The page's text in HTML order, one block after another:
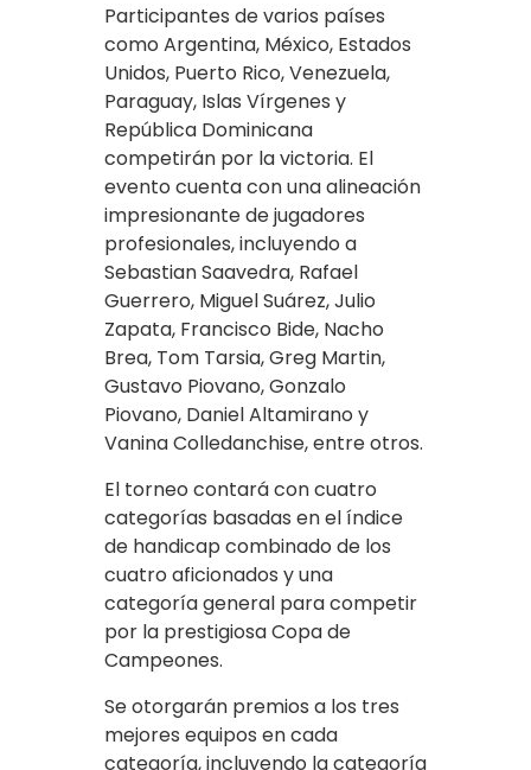
Participantes de varios países
como Argentina, México, Estados
Unidos, Puerto Rico, Venezuela,
Paraguay, Islas Vírgenes y
República Dominicana
competirán por la victoria. El
evento cuenta con una alineación
impresionante de jugadores
profesionales, incluyendo a
Sebastian Saavedra, Rafael
Guerrero, Miguel Suárez, Julio
Zapata, Francisco Bide, Nacho
Brea, Tom Tarsia, Greg Martin,
Gustavo Piovano, Gonzalo
Piovano, Daniel Altamirano y
Vanina Colledanchise, entre otros.
El torneo contará con cuatro
categorías basadas en el índice
de handicap combinado de los
cuatro aficionados y una
categoría general para competir
por la prestigiosa Copa de
Campeones.
Se otorgarán premios a los tres
mejores equipos en cada
categoría, incluyendo la categoría